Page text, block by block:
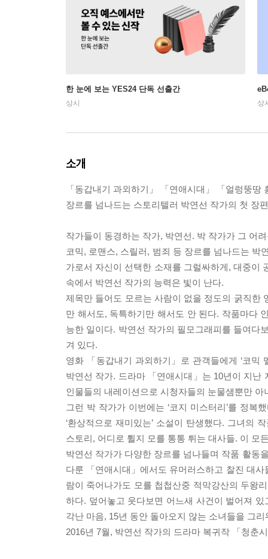
한 눈에 보는 YES24 단독 선출간
상시 상
소개
「동갑내기 과외하기」 「연애시대」 「얼렁뚱땅
장르를 넘나드는 스토리텔러 박연선 작가의 첫 장
작가들이 동경하는 작가, 박연선. 박 작가가 그 어
코믹, 로맨스, 스릴러, 범죄 등 장르를 넘나드는
가로서 자신이 선택한 소재를 그럴싸하게, 대중이
속에서 박연선 작가의 능력은 빛이 난다.
제목만 들어도 모르는 사람이 없을 정도의 굵직한
만 해서도, 독특하기만 해서도 안 된다. 작품마다
능한 일이다. 박연선 작가의 필모그래피를 들여다
겨 있다.
영화 「동갑내기 과외하기」로 관객들에게 ‘코믹
박연선 작가. 드라마 「연애시대」는 10년이 지난
인물들의 내레이션으로 시청자들의 눈물샘뿐만 아
그런 박 작가가 이번에는 ‘코지 미스터리’를 정
‘환상적으로 재미있는’ 소설이 탄생했다. 그녀의
스토리, 어디로 튈지 모를 통통 튀는 대사들. 이 모
박연선 작가가 다양한 장르를 넘나들며 작품 활동
다룬 「연애시대」에서도 유머러스하고 찰진 대
람이 죽어나가도 모를 첩첩산중 적막강산의 두왕
하다. 덮어놓고 웃다보면 어느새 사건이 벌어져
각난 마음, 15년 동안 돌아오지 않는 소녀들을 그
2016년 7월, 박연선 작가의 드라마 복귀작 「청춘